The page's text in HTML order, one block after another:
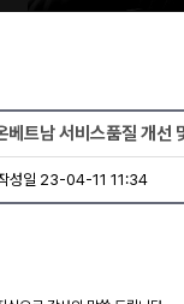
남 서비스품질 개선
성일 23-04-11 11:34